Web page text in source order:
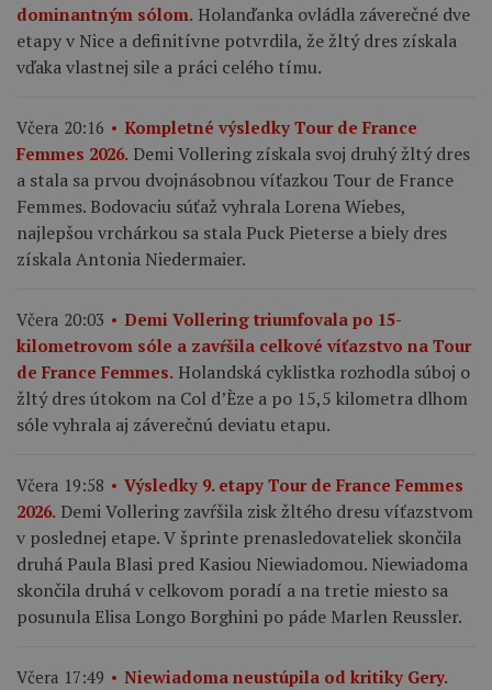
dominantným sólom. Holanďanka ovládla záverečné dve
etapy v Nice a definitívne potvrdila, že žltý dres získala
vďaka vlastnej sile a práci celého tímu.
Včera 20:16
Kompletné výsledky Tour de France
Femmes 2026. Demi Vollering získala svoj druhý žltý dres
a stala sa prvou dvojnásobnou víťazkou Tour de France
Femmes. Bodovaciu súťaž vyhrala Lorena Wiebes,
najlepšou vrchárkou sa stala Puck Pieterse a biely dres
získala Antonia Niedermaier.
Včera 20:03
Demi Vollering triumfovala po 15-
kilometrovom sóle a zavŕšila celkové víťazstvo na Tour
de France Femmes. Holandská cyklistka rozhodla súboj o
žltý dres útokom na Col d’Èze a po 15,5 kilometra dlhom
sóle vyhrala aj záverečnú deviatu etapu.
Včera 19:58
Výsledky 9. etapy Tour de France Femmes
2026. Demi Vollering zavŕšila zisk žltého dresu víťazstvom
v poslednej etape. V šprinte prenasledovateliek skončila
druhá Paula Blasi pred Kasiou Niewiadomou. Niewiadoma
skončila druhá v celkovom poradí a na tretie miesto sa
posunula Elisa Longo Borghini po páde Marlen Reussler.
Včera 17:49
Niewiadoma neustúpila od kritiky Gery.